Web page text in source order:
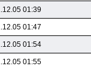
01:39
01:47
01:54
01:55